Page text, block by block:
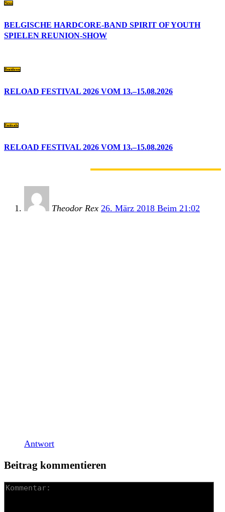
News
BELGISCHE HARDCORE-BAND SPIRIT OF YOUTH
SPIELEN REUNION-SHOW
Beatdown
RELOAD FESTIVAL 2026 VOM 13.–15.08.2026
Festivals
RELOAD FESTIVAL 2026 VOM 13.–15.08.2026
Theodor Rex 26. März 2018 Beim 21:02
Antwort
Beitrag kommentieren